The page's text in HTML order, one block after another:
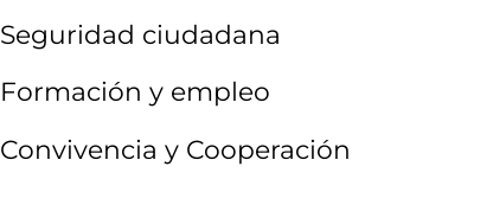
Seguridad ciudadana
Formación y empleo
Convivencia y Cooperación